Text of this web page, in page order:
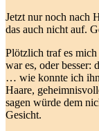
Jetzt nur noch nach
das auch nicht auf.
Plötzlich traf es
war es, oder
… wie konnte ich ihn
Haare,
sagen würde dem
Gesicht.